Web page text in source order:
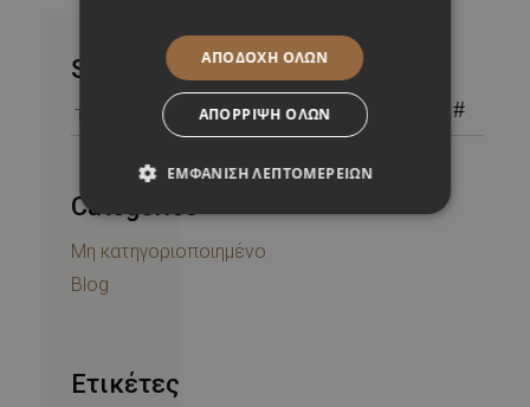
Search
for:
Categories
Μη κατηγοριοποιημένο
Blog
Ετικέτες
ΑΠΟΔΟΧΉ ΌΛΩΝ
ΑΠΌΡΡΙΨΗ ΌΛΩΝ
ΕΜΦΆΝΙΣΗ ΛΕΠΤΟΜΕΡΕΙΏΝ